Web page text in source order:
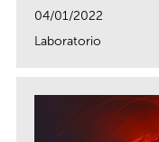
04/01/2022
Laboratorio